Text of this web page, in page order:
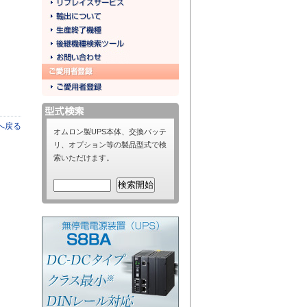
戻る
オムロン製UPS本体、交換バッテ
リ、オプション等の製品型式で検
索いただけます。